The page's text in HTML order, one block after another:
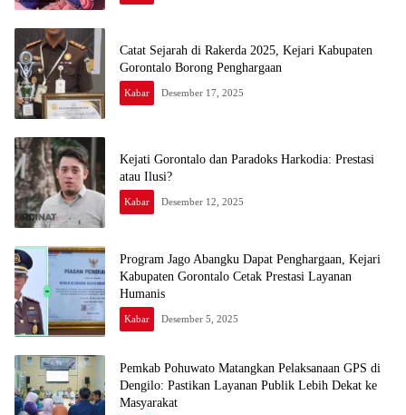
Catat Sejarah di Rakerda 2025, Kejari Kabupaten
Gorontalo Borong Penghargaan
Kabar Desember 17, 2025
Kejati Gorontalo dan Paradoks Harkodia: Prestasi
atau Ilusi?
Kabar Desember 12, 2025
Program Jago Abangku Dapat Penghargaan, Kejari
Kabupaten Gorontalo Cetak Prestasi Layanan
Humanis
Kabar Desember 5, 2025
Pemkab Pohuwato Matangkan Pelaksanaan GPS di
Dengilo: Pastikan Layanan Publik Lebih Dekat ke
Masyarakat